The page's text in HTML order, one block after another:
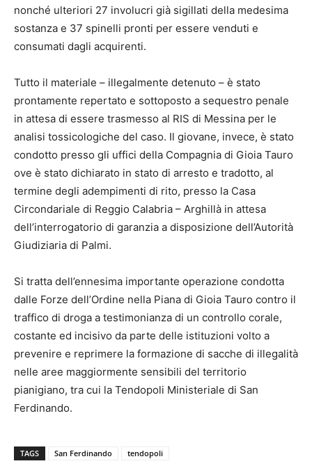
nonché ulteriori 27 involucri già sigillati della medesima
sostanza e 37 spinelli pronti per essere venduti e
consumati dagli acquirenti.
Tutto il materiale – illegalmente detenuto – è stato
prontamente repertato e sottoposto a sequestro penale
in attesa di essere trasmesso al RIS di Messina per le
analisi tossicologiche del caso. Il giovane, invece, è stato
condotto presso gli uffici della Compagnia di Gioia Tauro
ove è stato dichiarato in stato di arresto e tradotto, al
termine degli adempimenti di rito, presso la Casa
Circondariale di Reggio Calabria – Arghillà in attesa
dell’interrogatorio di garanzia a disposizione dell’Autorità
Giudiziaria di Palmi.
Si tratta dell’ennesima importante operazione condotta
dalle Forze dell’Ordine nella Piana di Gioia Tauro contro il
traffico di droga a testimonianza di un controllo corale,
costante ed incisivo da parte delle istituzioni volto a
prevenire e reprimere la formazione di sacche di illegalità
nelle aree maggiormente sensibili del territorio
pianigiano, tra cui la Tendopoli Ministeriale di San
Ferdinando.
TAGS San Ferdinando tendopoli